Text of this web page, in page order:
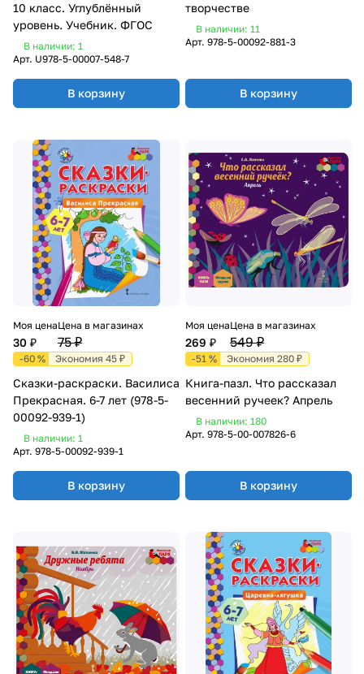
10 класс. Углублённый
уровень. Учебник. ФГОС
В наличии: 1
Арт. U978-5-00007-548-7
В корзину
творчестве
В наличии: 11
Арт. 978-5-00092-881-3
В корзину
Моя цена
30 ₽
Цена в магазинах
75 ₽
-60 % Экономия 45 ₽
Сказки-раскраски. Василиса
Прекрасная. 6-7 лет (978-5-
00092-939-1)
В наличии: 1
Арт. 978-5-00092-939-1
В корзину
Моя цена
269 ₽
Цена в магазинах
549 ₽
-51 % Экономия 280 ₽
Книга-пазл. Что рассказал
весенний ручеек? Апрель
В наличии: 180
Арт. 978-5-00-007826-6
В корзину